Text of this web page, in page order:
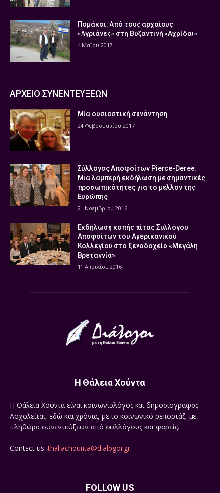
Πομάκοι: Από τους αρχαίους
«Αγριάνες» στη Βυζαντινή «Αχρίδαι»
4 Μαΐου 2017
ΑΡΧΕΙΟ ΣΥΝΕΝΤΕΥΞΕΩΝ
Μία ουσιαστική συνάντηση
24 Φεβρουαρίου 2017
Σύλλογος Αποφοίτων Pierce-Deree:
Μια λαμπερή εκδήλωση με σημαντικές
προσωπικότητες για το μέλλον της
Ευρώπης
21 Νοεμβρίου 2016
Εκδήλωση κοπής πίτας Συλλόγου
Αποφοίτων του Αμερικανικού
Κολλεγίου στο ξενοδοχείο «Μεγάλη
Βρεταννία»
11 Απριλίου 2016
Η Θάλεια Χούντα
Η Θάλεια Χούντα είναι κοινωνιολόγος και δημοσιογράφος.
Ασχολείται, εδώ και χρόνια, με το κοινωνικό ρεπορτάζ, με
πληθώρα συνεντεύξεων από συλλόγους και φορείς.
Contact us:thaliachounta@dialogoi.gr
FOLLOW US